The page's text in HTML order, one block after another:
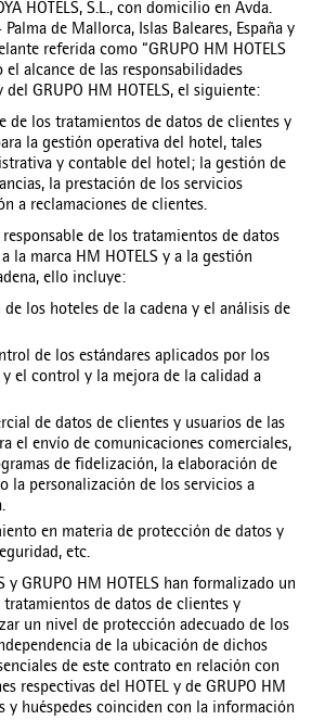
HOTELS, S.L., con domicilio en Avda.
Palma de Mallorca, Islas Baleares, España y
referida como “GRUPO HM HOTELS
el alcance de las responsabilidades
del GRUPO HM HOTELS, el siguiente:
de los tratamientos de datos de clientes y
la gestión operativa del hotel, tales
y contable del hotel; la gestión de
la prestación de los servicios
a reclamaciones de clientes.
responsable de los tratamientos de datos
la marca HM HOTELS y a la gestión
ello incluye:
los hoteles de la cadena y el análisis de
de los estándares aplicados por los
y el control y la mejora de la calidad a
de datos de clientes y usuarios de las
el envío de comunicaciones comerciales,
de fidelización, la elaboración de
la personalización de los servicios a
en materia de protección de datos y
etc.
y GRUPO HM HOTELS han formalizado un
de datos de clientes y
un nivel de protección adecuado de los
de la ubicación de dichos
de este contrato en relación con
respectivas del HOTEL y de GRUPO HM
y huéspedes coinciden con la información